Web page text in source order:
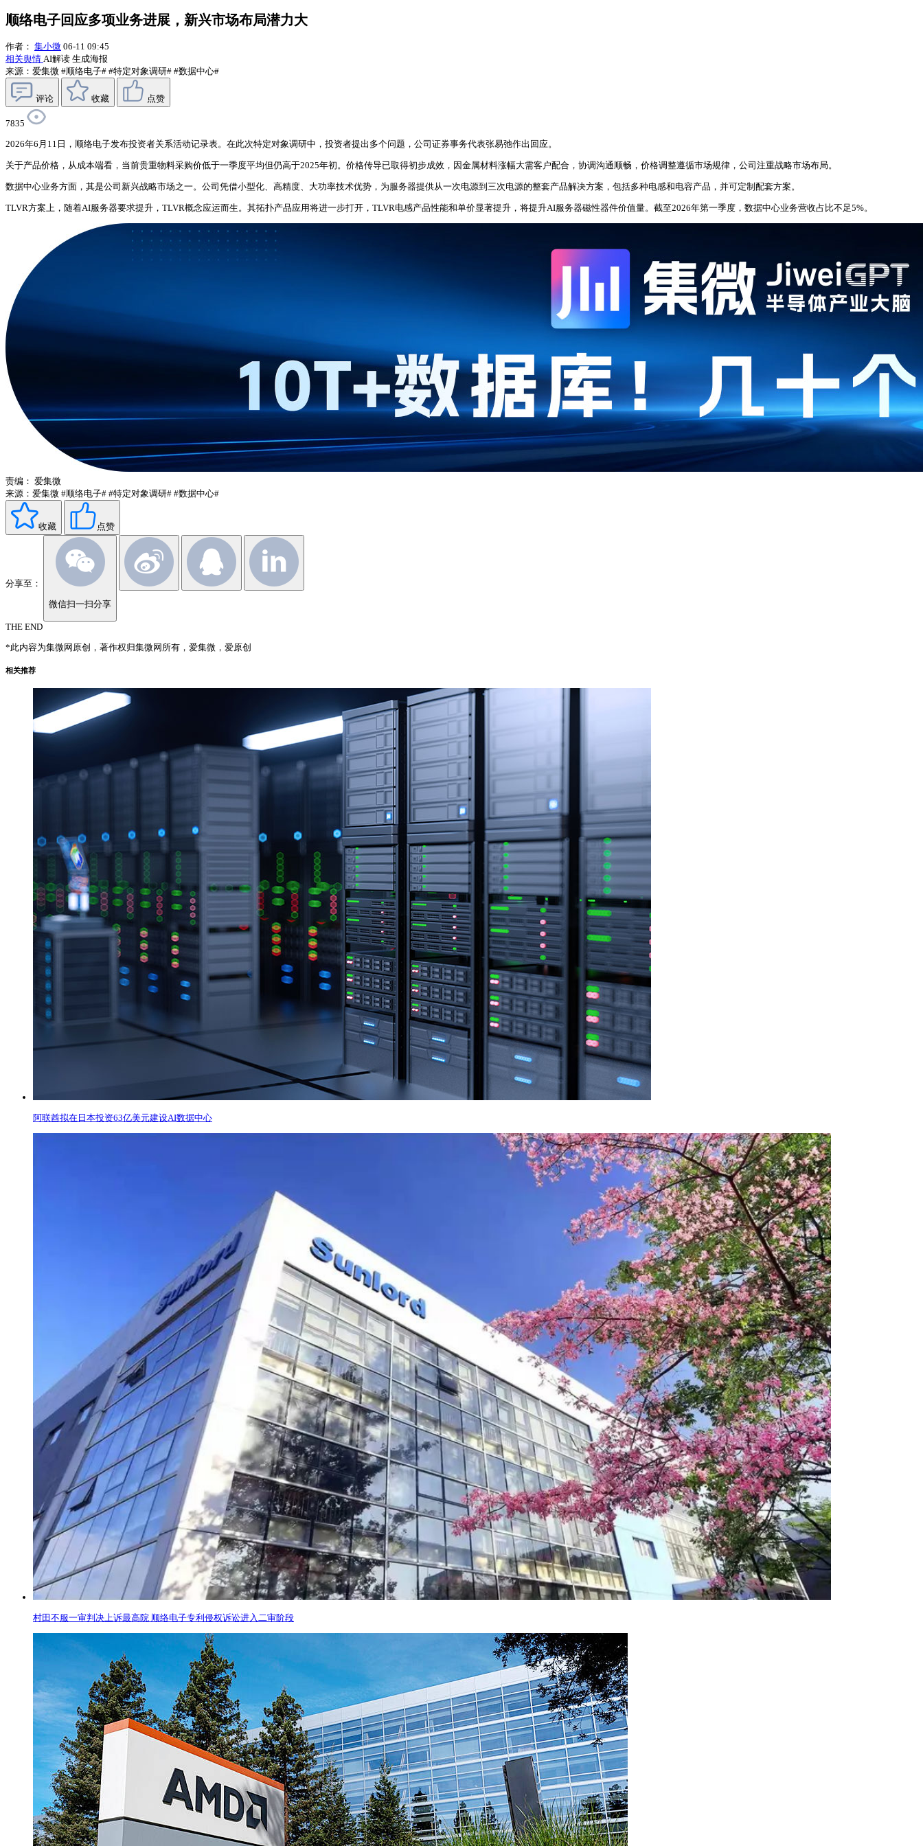
顺络电子回应多项业务进展，新兴市场布局潜力大
作者： 集小微 06-11 09:45
相关舆情 AI解读 生成海报
来源：爱集微 #顺络电子# #特定对象调研# #数据中心#
评论 收藏 点赞
7835
2026年6月11日，顺络电子发布投资者关系活动记录表。在此次特定对象调研中，投资者提出多个问题，公司证券事务代表张易弛作出回应。
关于产品价格，从成本端看，当前贵重物料采购价低于一季度平均但仍高于2025年初。价格传导已取得初步成效，因金属材料涨幅大需客户配合，协调沟通顺畅，价格调整遵循市场规律，公司注重战略市场布局。
数据中心业务方面，其是公司新兴战略市场之一。公司凭借小型化、高精度、大功率技术优势，为服务器提供从一次电源到三次电源的整套产品解决方案，包括多种电感和电容产品，并可定制配套方案。
TLVR方案上，随着AI服务器要求提升，TLVR概念应运而生。其拓扑产品应用将进一步打开，TLVR电感产品性能和单价显著提升，将提升AI服务器磁性器件价值量。截至2026年第一季度，数据中心业务营收占比不足5%。
责编： 爱集微
来源：爱集微 #顺络电子# #特定对象调研# #数据中心#
收藏 点赞
分享至：
微信扫一扫分享
THE END
*此内容为集微网原创，著作权归集微网所有，爱集微，爱原创
相关推荐
阿联酋拟在日本投资63亿美元建设AI数据中心
村田不服一审判决上诉最高院 顺络电子专利侵权诉讼进入二审阶段